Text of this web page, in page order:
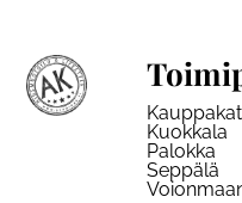
Kuokkala
Palokka
Seppälä